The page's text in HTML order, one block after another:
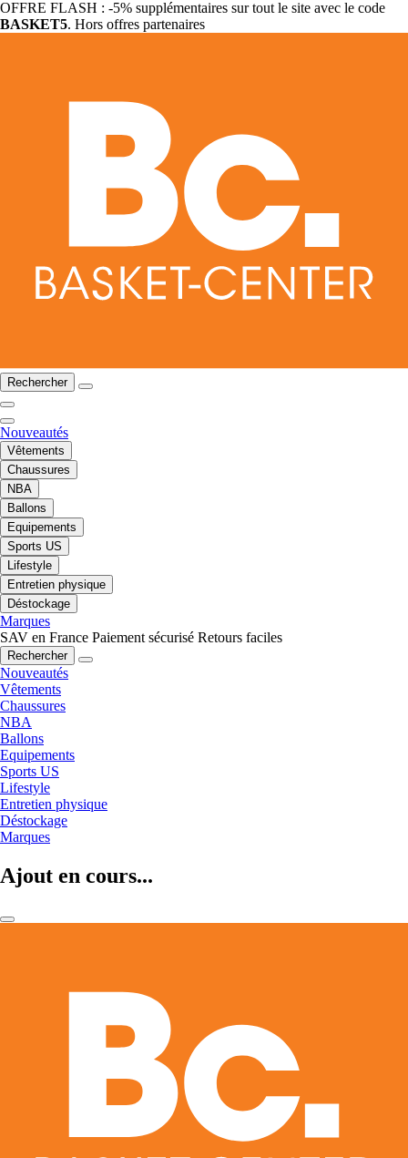
OFFRE FLASH : -5% supplémentaires sur tout le site avec le code
BASKET5. Hors offres partenaires
Rechercher
Nouveautés
Vêtements
Chaussures
NBA
Ballons
Equipements
Sports US
Lifestyle
Entretien physique
Déstockage
Marques
SAV en France Paiement sécurisé Retours faciles
Rechercher
Nouveautés
Vêtements
Chaussures
NBA
Ballons
Equipements
Sports US
Lifestyle
Entretien physique
Déstockage
Marques
Ajout en cours...